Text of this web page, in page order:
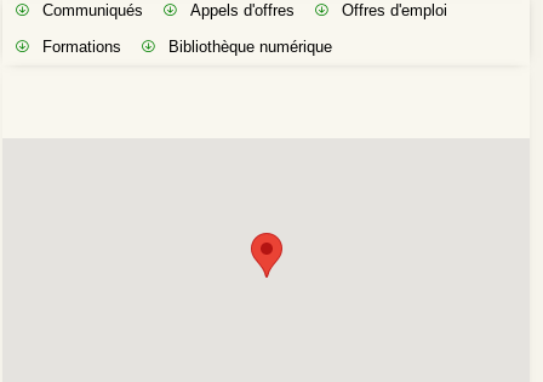
Communiqués Appels d'offres
Offres d'emploi
Formations
Bibliothèque numérique